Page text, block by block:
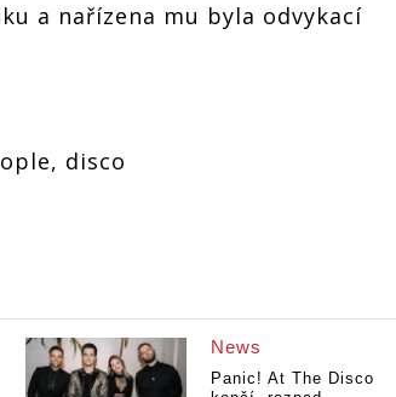
a nařízena mu byla odvykací
disco
News
Panic! At The Disco